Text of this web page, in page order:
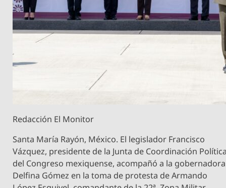
Redacción El Monitor
Santa María Rayón, México. El legislador Francisco
Vázquez, presidente de la Junta de Coordinación
del Congreso mexiquense, acompañó a la gobernadora
Delfina Gómez en la toma de protesta de Armando